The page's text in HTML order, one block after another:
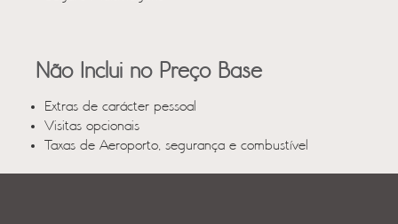
Não Inclui no Preço Base
Extras de carácter pessoal
Visitas opcionais
Taxas de Aeroporto, segurança e combustível